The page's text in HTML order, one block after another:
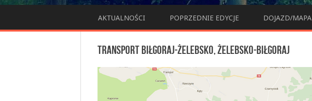
AKTUALNOŚCI POPRZEDNIE EDYCJE DOJAZD/MAPA
TRANSPORT BIŁGORAJ-ŻELEBSKO, ŻELEBSKO-BIŁGORAJ